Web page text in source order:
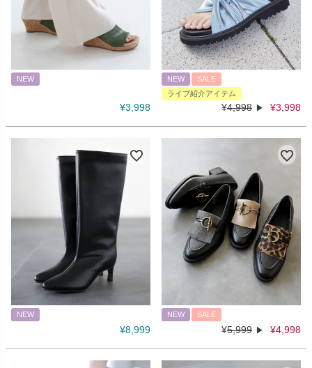
NEW
¥3,998
NEW
SALE
ライブ紹介アイテム
¥4,998 ¥3,998
NEW
¥8,999
NEW SALE
¥5,999 ¥4,998